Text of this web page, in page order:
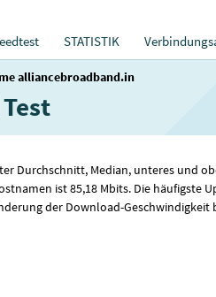
STATISTIK
alliancebroadband.in
Durchschnitt, Median, unteres und
ist 85,18 Mbits. Die häufigste
der Download-